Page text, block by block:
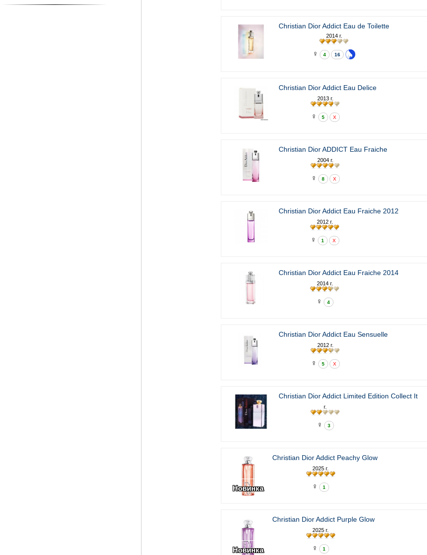
Christian Dior Addict Eau de Toilette
2014 г.
♀ 4 16
Christian Dior Addict Eau Delice
2013 г.
♀ 5 X
Christian Dior ADDICT Eau Fraiche
2004 г.
♀ 8 X
Christian Dior Addict Eau Fraiche 2012
2012 г.
♀ 1 X
Christian Dior Addict Eau Fraiche 2014
2014 г.
♀ 4
Christian Dior Addict Eau Sensuelle
2012 г.
♀ 5 X
Christian Dior Addict Limited Edition Collect It
г.
♀ 3
Новинка
Christian Dior Addict Peachy Glow
2025 г.
♀ 1
Новинка
Christian Dior Addict Purple Glow
2025 г.
♀ 1